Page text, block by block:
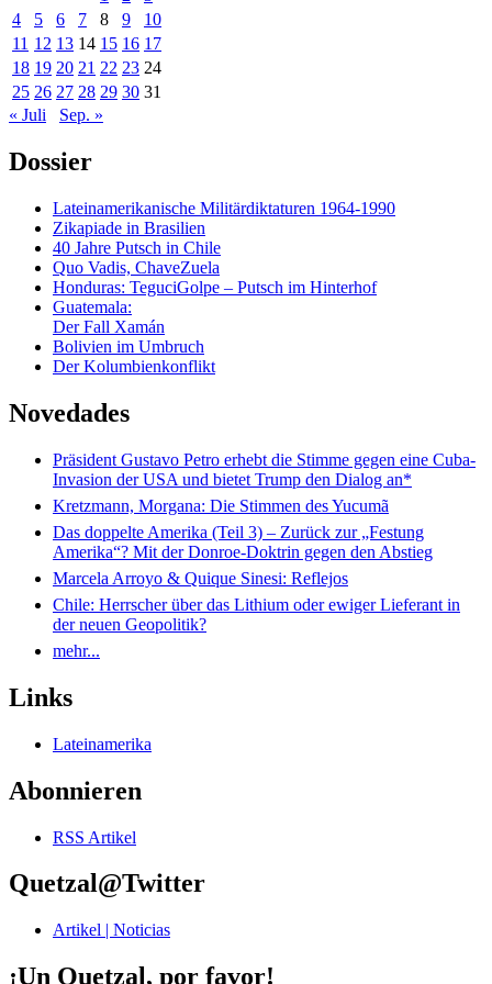
4
5 6 7 8 9
10
11 12 13 14 15 16 17
18 19 20 21 22 23 24
25 26 27 28 29 30 31
« Juli
Sep. »
Dossier
Lateinamerikanische Militärdiktaturen 1964-1990
Zikapiade in Brasilien
40 Jahre Putsch in Chile
Quo Vadis, ChaveZuela
Honduras: TeguciGolpe – Putsch im Hinterhof
Guatemala:
Der Fall Xamán
Bolivien im Umbruch
Der Kolumbienkonflikt
Novedades
Präsident Gustavo Petro erhebt die Stimme gegen eine Cuba-
Invasion der USA und bietet Trump den Dialog an*
Kretzmann, Morgana: Die Stimmen des Yucumã
Das doppelte Amerika (Teil 3) – Zurück zur „Festung
Amerika“? Mit der Donroe-Doktrin gegen den Abstieg
Marcela Arroyo & Quique Sinesi: Reflejos
Chile: Herrscher über das Lithium oder ewiger Lieferant in
der neuen Geopolitik?
mehr...
Links
Lateinamerika
Abonnieren
RSS Artikel
Quetzal@Twitter
Artikel | Noticias
¡Un Quetzal, por favor!